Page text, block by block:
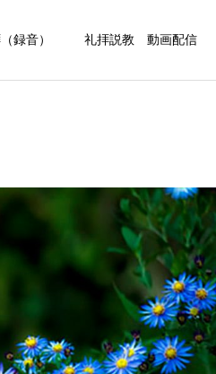
録音） 礼拝説教 動画配信